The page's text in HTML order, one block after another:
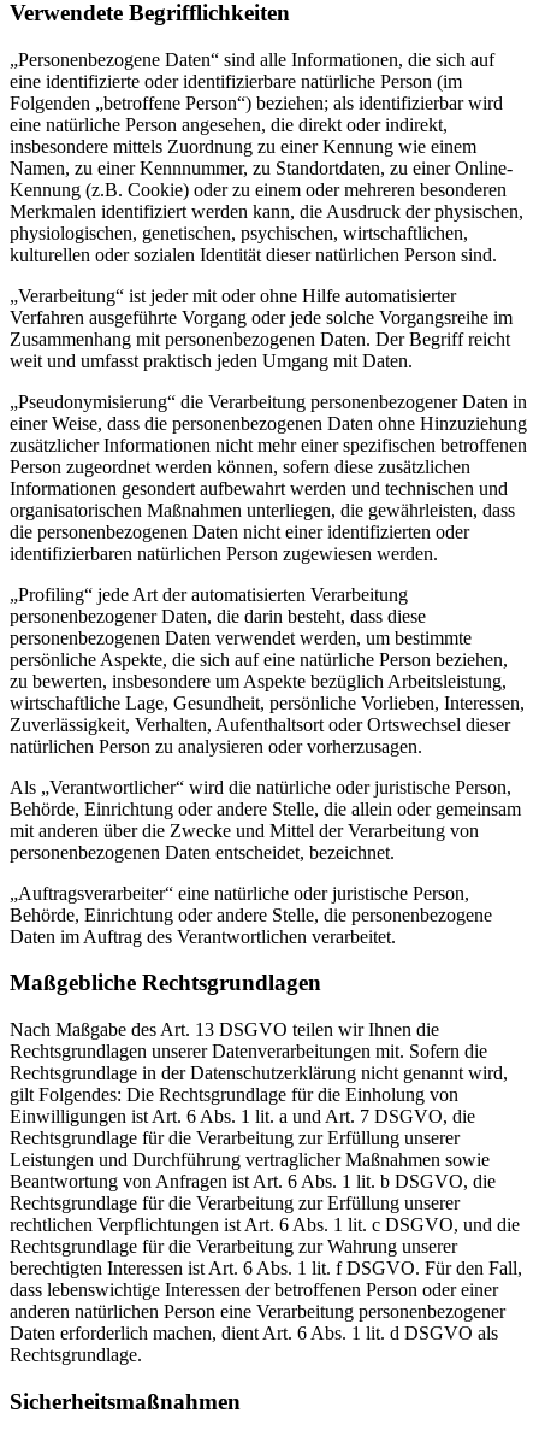
Verwendete Begrifflichkeiten
„Personenbezogene Daten“ sind alle Informationen, die sich auf
eine identifizierte oder identifizierbare natürliche Person (im
Folgenden „betroffene Person“) beziehen; als identifizierbar wird
eine natürliche Person angesehen, die direkt oder indirekt,
insbesondere mittels Zuordnung zu einer Kennung wie einem
Namen, zu einer Kennnummer, zu Standortdaten, zu einer Online-
Kennung (z.B. Cookie) oder zu einem oder mehreren besonderen
Merkmalen identifiziert werden kann, die Ausdruck der physischen,
physiologischen, genetischen, psychischen, wirtschaftlichen,
kulturellen oder sozialen Identität dieser natürlichen Person sind.
„Verarbeitung“ ist jeder mit oder ohne Hilfe automatisierter
Verfahren ausgeführte Vorgang oder jede solche Vorgangsreihe im
Zusammenhang mit personenbezogenen Daten. Der Begriff reicht
weit und umfasst praktisch jeden Umgang mit Daten.
„Pseudonymisierung“ die Verarbeitung personenbezogener Daten in
einer Weise, dass die personenbezogenen Daten ohne Hinzuziehung
zusätzlicher Informationen nicht mehr einer spezifischen betroffenen
Person zugeordnet werden können, sofern diese zusätzlichen
Informationen gesondert aufbewahrt werden und technischen und
organisatorischen Maßnahmen unterliegen, die gewährleisten, dass
die personenbezogenen Daten nicht einer identifizierten oder
identifizierbaren natürlichen Person zugewiesen werden.
„Profiling“ jede Art der automatisierten Verarbeitung
personenbezogener Daten, die darin besteht, dass diese
personenbezogenen Daten verwendet werden, um bestimmte
persönliche Aspekte, die sich auf eine natürliche Person beziehen,
zu bewerten, insbesondere um Aspekte bezüglich Arbeitsleistung,
wirtschaftliche Lage, Gesundheit, persönliche Vorlieben, Interessen,
Zuverlässigkeit, Verhalten, Aufenthaltsort oder Ortswechsel dieser
natürlichen Person zu analysieren oder vorherzusagen.
Als „Verantwortlicher“ wird die natürliche oder juristische Person,
Behörde, Einrichtung oder andere Stelle, die allein oder gemeinsam
mit anderen über die Zwecke und Mittel der Verarbeitung von
personenbezogenen Daten entscheidet, bezeichnet.
„Auftragsverarbeiter“ eine natürliche oder juristische Person,
Behörde, Einrichtung oder andere Stelle, die personenbezogene
Daten im Auftrag des Verantwortlichen verarbeitet.
Maßgebliche Rechtsgrundlagen
Nach Maßgabe des Art. 13 DSGVO teilen wir Ihnen die
Rechtsgrundlagen unserer Datenverarbeitungen mit. Sofern die
Rechtsgrundlage in der Datenschutzerklärung nicht genannt wird,
gilt Folgendes: Die Rechtsgrundlage für die Einholung von
Einwilligungen ist Art. 6 Abs. 1 lit. a und Art. 7 DSGVO, die
Rechtsgrundlage für die Verarbeitung zur Erfüllung unserer
Leistungen und Durchführung vertraglicher Maßnahmen sowie
Beantwortung von Anfragen ist Art. 6 Abs. 1 lit. b DSGVO, die
Rechtsgrundlage für die Verarbeitung zur Erfüllung unserer
rechtlichen Verpflichtungen ist Art. 6 Abs. 1 lit. c DSGVO, und die
Rechtsgrundlage für die Verarbeitung zur Wahrung unserer
berechtigten Interessen ist Art. 6 Abs. 1 lit. f DSGVO. Für den Fall,
dass lebenswichtige Interessen der betroffenen Person oder einer
anderen natürlichen Person eine Verarbeitung personenbezogener
Daten erforderlich machen, dient Art. 6 Abs. 1 lit. d DSGVO als
Rechtsgrundlage.
Sicherheitsmaßnahmen